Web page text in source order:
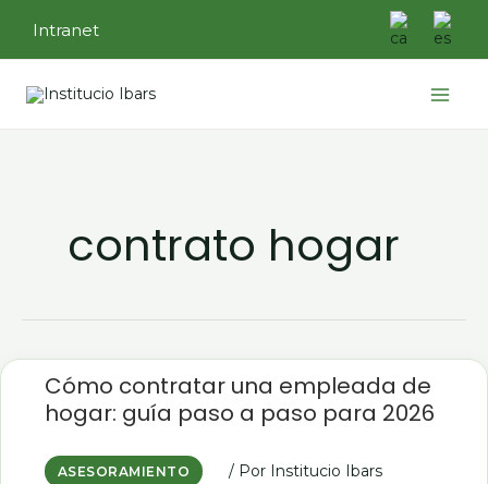
contenido
Intranet
contrato hogar
Cómo contratar una empleada de
hogar: guía paso a paso para 2026
ASESORAMIENTO / Por Institucio Ibars
Cómo
contratar
una
empleada
de
guía
paso